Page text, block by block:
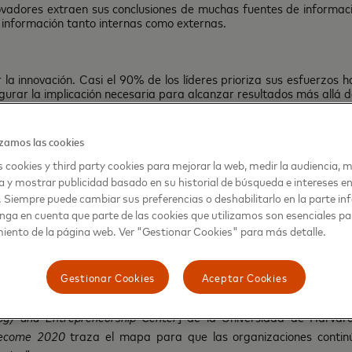
extraen sus conclusiones de muchas fuentes de
tanto internas como externas.
innovación. Casi el 90% de los líderes prioriza sus esfuerzos
la implicación necesaria para alcanzar resultados más allá
a sus trabajadores para actuar como emprendedores.
un 84% de los líderes más innovadores.
afirma que espera de las empresas el desarrollo
lo tanto, priorizar las ideas rompedoras o, de lo contrario,
para comprender qué más podemos hacer y en qué más
del mañana sea mejor que el mundo de hoy”, ha
and Entrepreneurship Center] de la Universidad de
2020traza el mapa para que las organizaciones
las cookies
cookies y third party cookies para mejorar la web, medir la audiencia,
y mostrar publicidad basado en su historial de búsqueda e intereses
Siempre puede cambiar sus preferencias o deshabilitarlo en la parte
en cuenta que parte de las cookies que utilizamos son esenciales
de la página web. Ver "Gestionar Cookies" para más detalle.
Aceptar Cookies
Gestionar Cookies